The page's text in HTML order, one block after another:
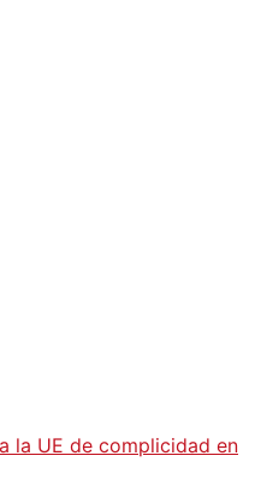
la UE de complicidad en